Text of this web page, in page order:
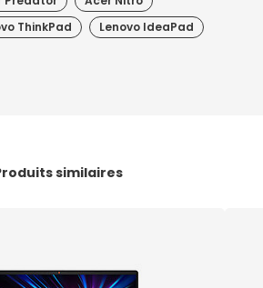
ThinkPad Lenovo IdeaPad
similaires